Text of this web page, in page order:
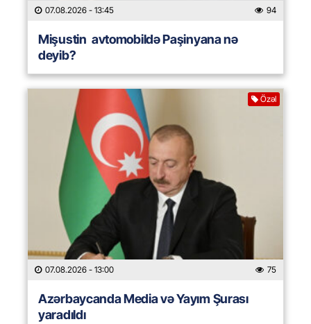
07.08.2026 - 13:45 94
Mişustin avtomobildə Paşinyana nə
deyib?
Özəl
07.08.2026 - 13:00 75
Azərbaycanda Media və Yayım Şurası
yaradıldı